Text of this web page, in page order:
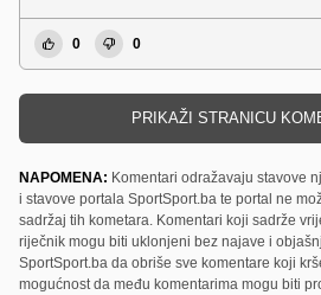
0 0
PRIKAŽI STRANICU
NAPOMENA: Komentari odražavaju stavove
i stavove portala SportSport.ba te portal ne
sadržaj tih kometara. Komentari koji sadrže
riječnik mogu biti uklonjeni bez najave i
SportSport.ba da obriše sve komentare koji
mogućnost da među komentarima mogu biti